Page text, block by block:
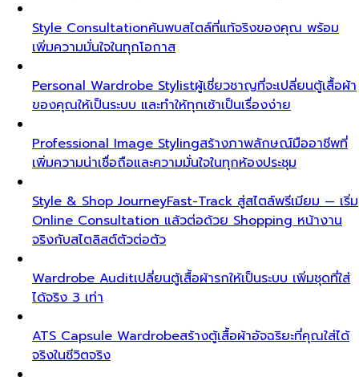
Style Consultationค้นพบสไตล์ที่แท้จริงของคุณ พร้อม
เพิ่มความมั่นใจในทุกโอกาส
Personal Wardrobe Stylistผู้เชี่ยวชาญที่จะเปลี่ยนตู้เสื้อผ้า
ของคุณให้เป็นระบบ และทำให้ทุกเช้าเป็นเรื่องง่าย
Professional Image Stylingสร้างภาพลักษณ์มืออาชีพที่
เพิ่มความน่าเชื่อถือและความมั่นใจในทุกห้องประชุม
Style & Shop JourneyFast-Track สู่สไตล์พรีเมียม — เริ่ม
Online Consultation แล้วต่อด้วย Shopping หน้างาน
จริงกับสไตลิสต์ตัวต่อตัว
Wardrobe Auditเปลี่ยนตู้เสื้อผ้ารกให้เป็นระบบ เพิ่มชุดที่ใส่
ได้จริง 3 เท่า
ATS Capsule Wardrobeสร้างตู้เสื้อผ้าอัจฉริยะที่คุณใส่ได้
จริงในชีวิตจริง